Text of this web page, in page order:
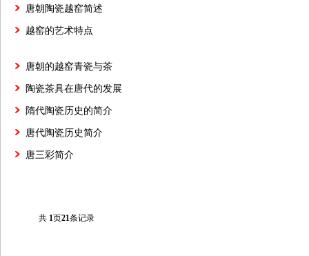
唐朝陶瓷越窑简述
越窑的艺术特点
唐朝的越窑青瓷与茶
陶瓷茶具在唐代的发展
隋代陶瓷历史的简介
唐代陶瓷历史简介
唐三彩简介
共 1页21条记录